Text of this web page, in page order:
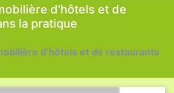
d’hôtels et de
la pratique
d’hôtels et de restaurants